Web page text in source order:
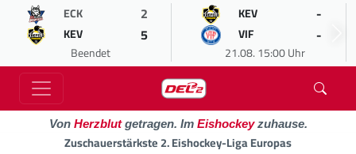
ECK 2
KEV 5
Beendet
KEV -
VIF -
21.08. 15:00 Uhr
Von Herzblutgetragen. Im Eishockeyzuhause.
Zuschauerstärkste 2. Eishockey-Liga Europas